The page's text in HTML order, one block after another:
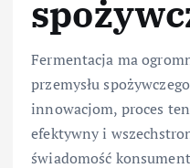
Fermentacja ma
przemysłu
innowacjom, proces
efektywny i
świadomość